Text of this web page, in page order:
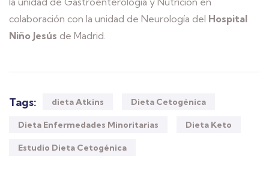
colaboración con la unidad de Neurología del Hospital
Niño Jesús de Madrid.
Tags: dieta Atkins Dieta Cetogénica
Dieta Enfermedades Minoritarias Dieta Keto
Estudio Dieta Cetogénica